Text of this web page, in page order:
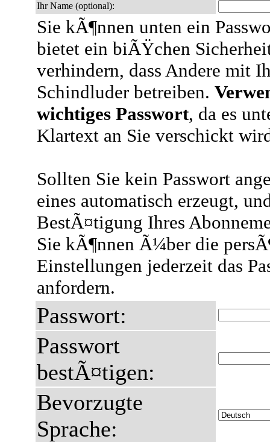
Ihr Name (optional):
Sie kÃ¶nnen unten ein
bietet ein biÃŸchen
verhindern, dass Andere mit
Schindluder betreiben.
wichtiges Passwort, da es
Klartext an Sie verschickt
Sollten Sie kein Passwort
eines automatisch erzeugt,
BestÃ¤tigung Ihres
Sie kÃ¶nnen Ã¼ber die
Einstellungen jederzeit das
anfordern.
Passwort:
Passwort
bestÃ¤tigen:
Bevorzugte
Sprache: